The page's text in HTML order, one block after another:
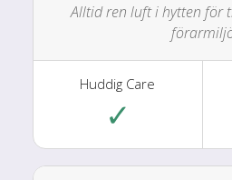
Alltid ren luft i hytten för
✓